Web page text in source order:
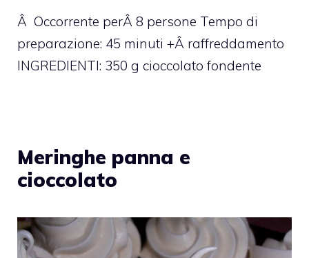
Â Occorrente perÂ 8 persone Tempo di
preparazione: 45 minuti +Â raffreddamento
INGREDIENTI: 350 g cioccolato fondente
Meringhe panna e
cioccolato